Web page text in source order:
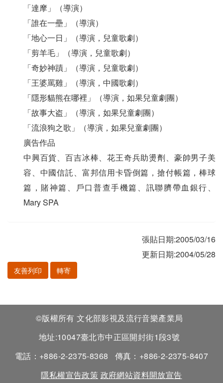
「達摩」（導演）
「誰在一壘」（導演）
「地心一日」（導演，兒童歌劇）
「剪羊毛」（導演，兒童歌劇）
「奇妙神蹟」（導演，兒童歌劇）
「王婆罵雞」（導演，中國歌劇）
「隱形貓熊在哪裡」（導演，如果兒童劇團）
「故事大盗」（導演，如果兒童劇團）
「流浪狗之歌」（導演，如果兒童劇團）
廣告作品
中興百貨、百吉冰棒、花王奇兵助燙劑、豪帥男子美
容、中國信託、富邦信用卡昏倒篇，搶付帳篇，棒球
篇，賭神篇、戶口普查手機篇、訊聯臍帶血銀行、
Mary SPA
張貼日期:2005/03/16
更新日期:2004/05/28
友善列印 轉寄
©版權所有 文化部影視及流行音樂產業局
地址:10047臺北市中正區開封街1段3號
電話：+886-2-2375-8368
傳真：+886-2-2375-8407
隱私權宣告政策 政府網站資料開放宣告